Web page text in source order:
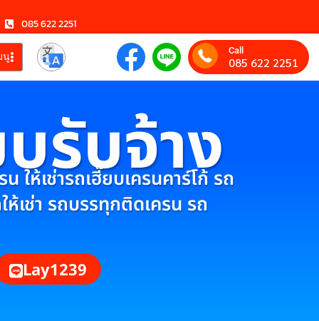
085 622 2251
นู Call
085 622 2251
รับจ้าง
ให้เช่ารถเฮี๊ยบเครนคาร์โก้ รถ
ห้เช่า รถบรรทุกติดเครน รถ
Lay1239